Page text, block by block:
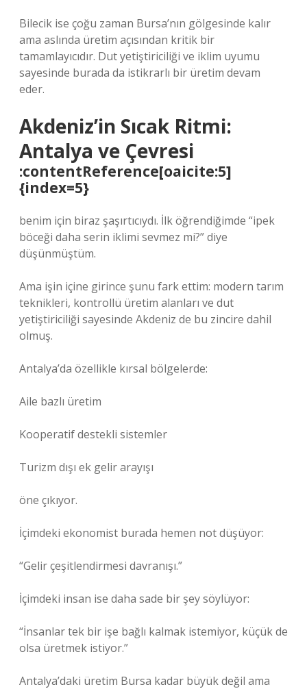
Bilecik ise çoğu zaman Bursa’nın gölgesinde kalır
ama aslında üretim açısından kritik bir
tamamlayıcıdır. Dut yetiştiriciliği ve iklim uyumu
sayesinde burada da istikrarlı bir üretim devam
eder.
Akdeniz’in Sıcak Ritmi:
Antalya ve Çevresi
:contentReference[oaicite:5]
{index=5}
benim için biraz şaşırtıcıydı. İlk öğrendiğimde “ipek
böceği daha serin iklimi sevmez mi?” diye
düşünmüştüm.
Ama işin içine girince şunu fark ettim: modern tarım
teknikleri, kontrollü üretim alanları ve dut
yetiştiriciliği sayesinde Akdeniz de bu zincire dahil
olmuş.
Antalya’da özellikle kırsal bölgelerde:
Aile bazlı üretim
Kooperatif destekli sistemler
Turizm dışı ek gelir arayışı
öne çıkıyor.
İçimdeki ekonomist burada hemen not düşüyor:
“Gelir çeşitlendirmesi davranışı.”
İçimdeki insan ise daha sade bir şey söylüyor:
“İnsanlar tek bir işe bağlı kalmak istemiyor, küçük de
olsa üretmek istiyor.”
Antalya’daki üretim Bursa kadar büyük değil ama